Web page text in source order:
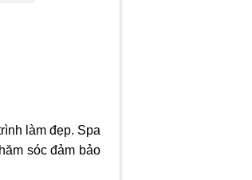
làm đẹp. Spa
sóc đảm bảo